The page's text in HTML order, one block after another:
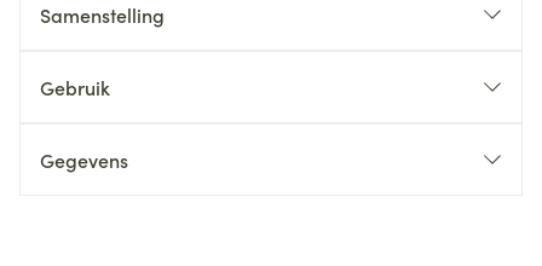
Samenstelling
Gebruik
Gegevens